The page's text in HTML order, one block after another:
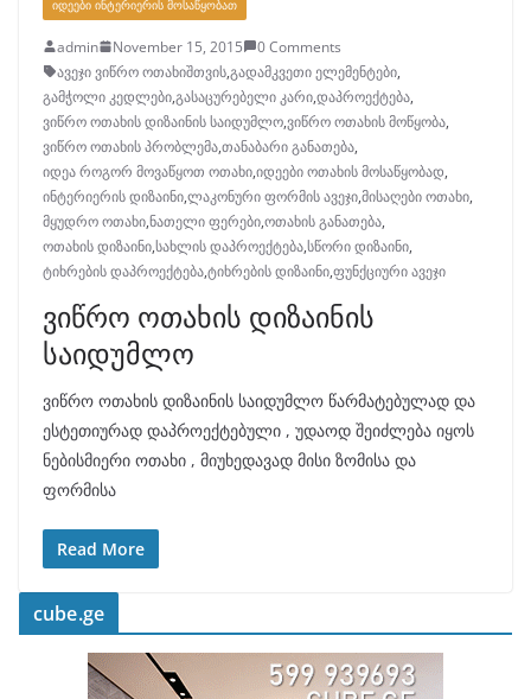
ᲘᲓᲔᲔᲑᲘ ᲘᲜᲢᲔᲠᲘᲔᲠᲘᲡ ᲛᲝᲡᲐᲬᲧᲝᲑᲐᲗ
admin November 15, 2015
0 Comments
ავეჯი ვიწრო ოთახიშთვის,გადამკვეთი ელემენტები,
გამჭოლი კედლები,გასაცურებელი კარი,დაპროექტება,
ვიწრო ოთახის დიზაინის საიდუმლო,ვიწრო ოთახის მოწყობა,
ვიწრო ოთახის პრობლემა,თანაბარი განათება,
იდეა როგორ მოვაწყოთ ოთახი,იდეები ოთახის მოსაწყობად,
ინტერიერის დიზაინი,ლაკონური ფორმის ავეჯი,მისაღები ოთახი,
მყუდრო ოთახი,ნათელი ფერები,ოთახის განათება,
ოთახის დიზაინი,სახლის დაპროექტება,სწორი დიზაინი,
ტიხრების დაპროექტება,ტიხრების დიზაინი,ფუნქციური ავეჯი
ვიწრო ოთახის დიზაინის
საიდუმლო
ვიწრო ოთახის დიზაინის საიდუმლო წარმატებულად და
ესტეთიურად დაპროექტებული , უდაოდ შეიძლება იყოს
ნებისმიერი ოთახი , მიუხედავად მისი ზომისა და
ფორმისა
Read More
cube.ge